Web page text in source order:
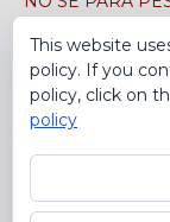
UGT FICA
COLECTIVO DE
PERÍODO 2026-
30 de juliol de 2026
This website
policy. If you
policy, click on
policy